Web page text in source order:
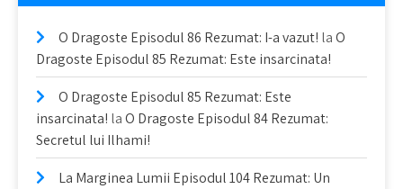
O Dragoste Episodul 86 Rezumat: I-a vazut! laO
Dragoste Episodul 85 Rezumat: Este insarcinata!
O Dragoste Episodul 85 Rezumat: Este
insarcinata! laO Dragoste Episodul 84 Rezumat:
Secretul lui Ilhami!
La Marginea Lumii Episodul 104 Rezumat: Un